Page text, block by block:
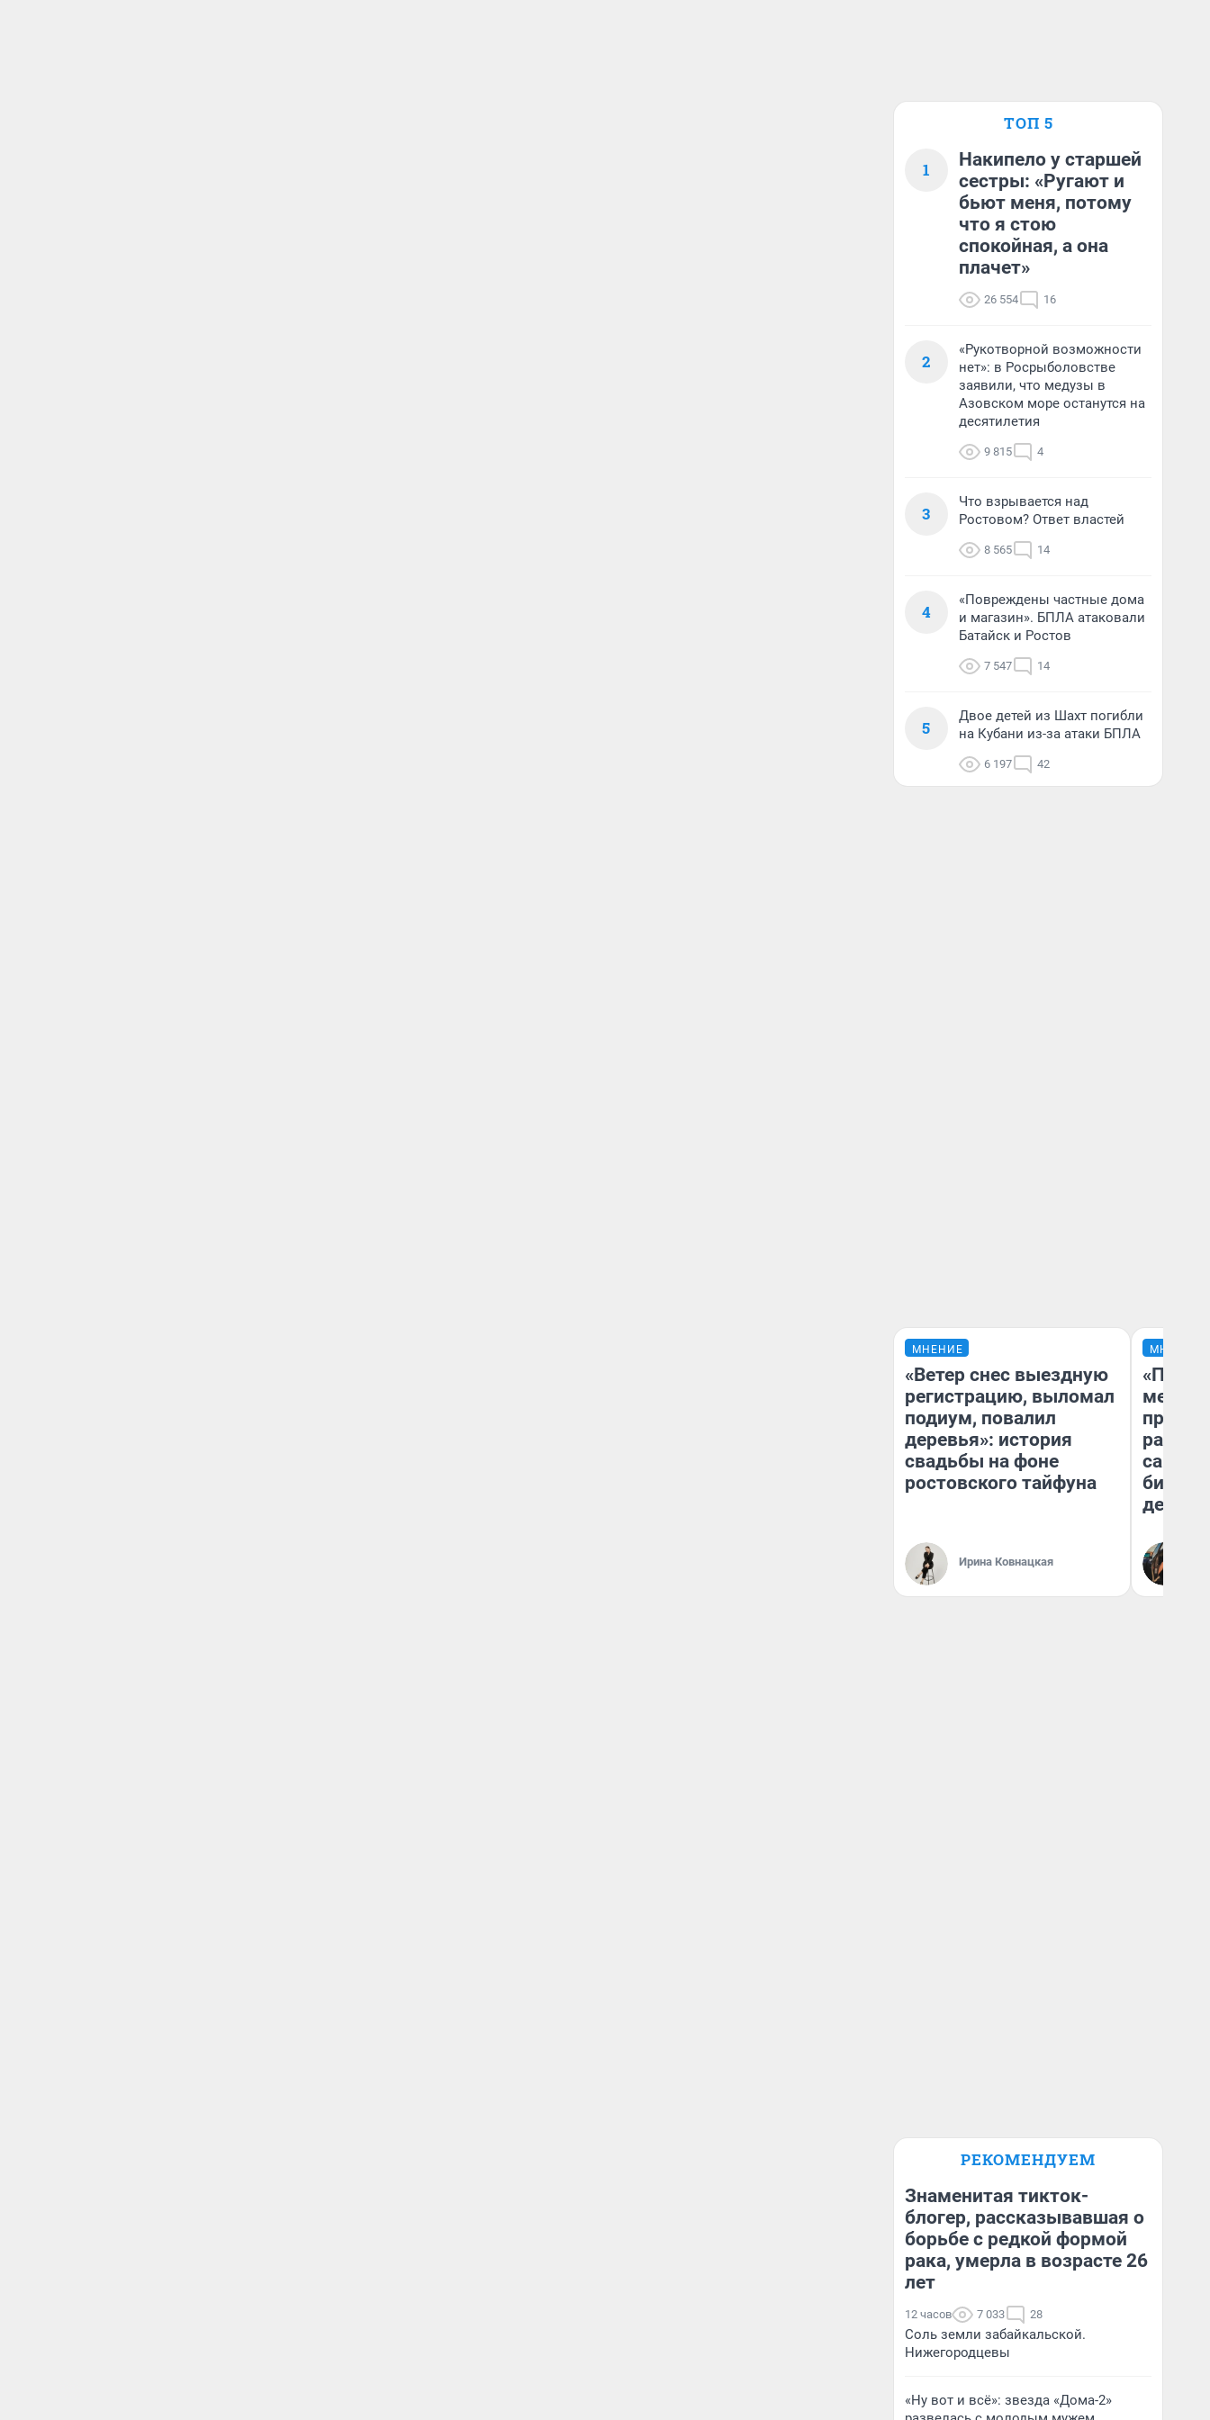
ТОП 5
1
Накипело у старшей
сестры: «Ругают и
бьют меня, потому
что я стою
спокойная, а она
плачет»
26 554 16
2
«Рукотворной возможности
нет»: в Росрыболовстве
заявили, что медузы в
Азовском море останутся на
десятилетия
9 815 4
3
Что взрывается над
Ростовом? Ответ властей
8 565 14
4
«Повреждены частные дома
и магазин». БПЛА атаковали
Батайск и Ростов
7 547 14
5
Двое детей из Шахт погибли
на Кубани из-за атаки БПЛА
6 197 42
МНЕНИЕ
«Ветер снес выездную
регистрацию, выломал
подиум, повалил
деревья»: история
свадьбы на фоне
ростовского тайфуна
Ирина Ковнацкая
МНЕНИЕ
самом
РЕКОМЕНДУЕМ
Знаменитая тикток-
блогер, рассказывавшая о
борьбе с редкой формой
рака, умерла в возрасте 26
лет
12 часов 7 033 28
Соль земли забайкальской.
Нижегородцевы
«Ну вот и всё»: звезда «Дома-2»